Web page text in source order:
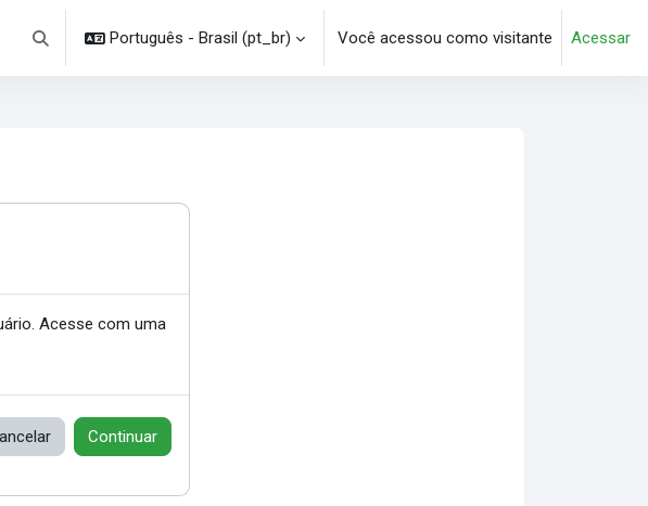
Alternar entrada de pesquisa
Português - Brasil ‎(pt_br)‎ Você acessou como visitante Acessar
Acesse com uma
Continuar